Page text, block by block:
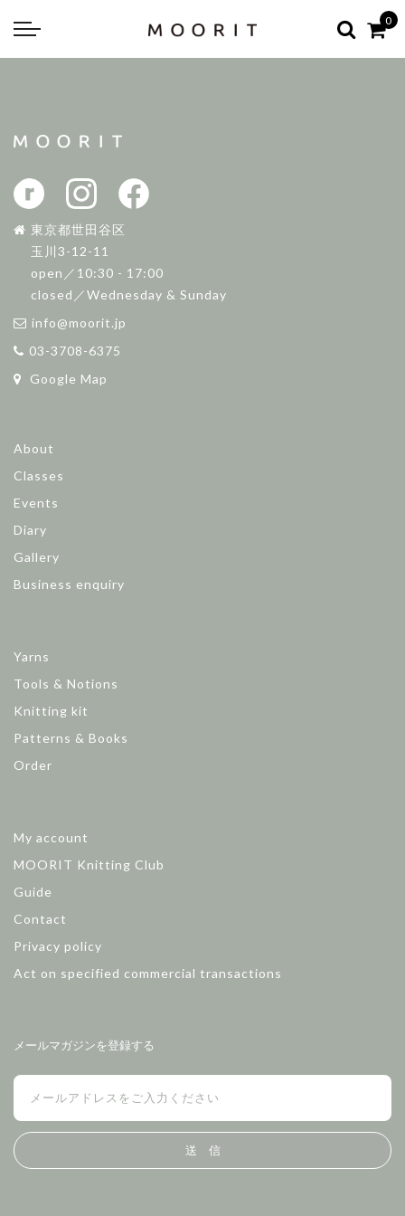
Back
about
編み物はじめて教室：かぎ針編
Errata お詫びと訂正
Back
online shop
Tools & Notions
Patterns & Books
0
東京都世田谷区
玉川3-12-11
open／10:30 - 17:00
closed／Wednesday & Sunday
info@moorit.jp
03-3708-6375
Google Map
About
Classes
Events
Diary
Gallery
Business enquiry
Yarns
Tools & Notions
Knitting kit
Patterns & Books
Order
My account
MOORIT Knitting Club
Guide
Contact
Privacy policy
Act on specified commercial transactions
メールマガジンを登録する
送 信